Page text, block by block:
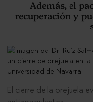
Además, el
recuperación y
El cierre de la orejuela